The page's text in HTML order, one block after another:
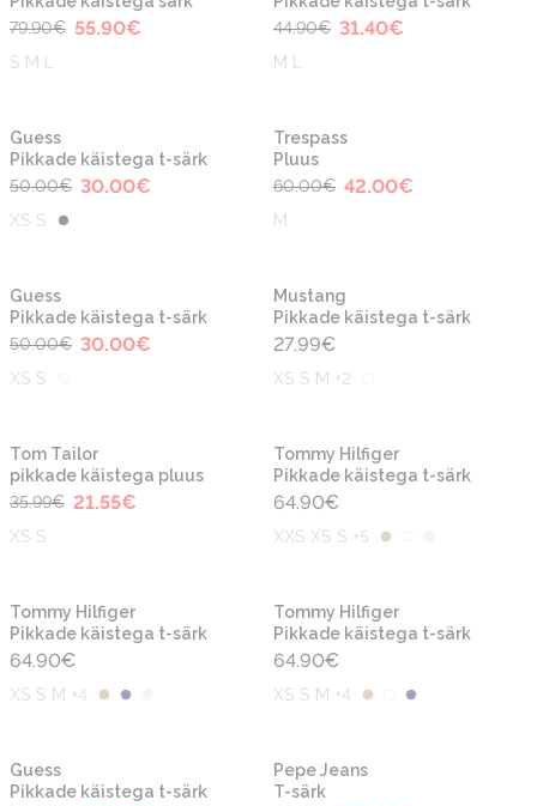
79.90€ 55.90€
S M L
44.90€ 31.40€
M L
Guess
Pikkade käistega t-särk
50.00€ 30.00€
XS S
Trespass
Pluus
60.00€ 42.00€
M
Guess
Pikkade käistega t-särk
50.00€ 30.00€
XS S
Mustang
Pikkade käistega t-särk
27.99€
XS S M +2
-40%
Tom Tailor
pikkade käistega pluus
35.99€ 21.55€
XS S
Tommy Hilfiger
Pikkade käistega t-särk
64.90€
XXS XS S +5
Tommy Hilfiger
Pikkade käistega t-särk
64.90€
XS S M +4
Tommy Hilfiger
Pikkade käistega t-särk
64.90€
XS S M +4
Guess
Pikkade käistega t-särk
-30%
Pepe Jeans
T-särk